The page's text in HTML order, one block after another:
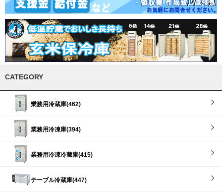
CATEGORY
業務用冷蔵庫(462)
業務用冷凍庫(394)
業務用冷凍冷蔵庫(415)
テーブル冷蔵庫(447)